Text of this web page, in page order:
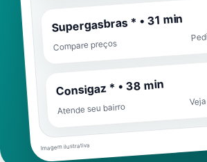
Supergasbras * • 31 min
Compare preços
Consigaz * • 38 min
Atende seu bairro
Imagem ilustrativa